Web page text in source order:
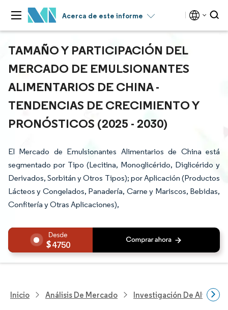
Acerca de este informe
TAMAÑO Y PARTICIPACIÓN DEL
MERCADO DE EMULSIONANTES
ALIMENTARIOS DE CHINA -
TENDENCIAS DE CRECIMIENTO Y
PRONÓSTICOS (2025 - 2030)
El Mercado de Emulsionantes Alimentarios de China está
segmentado por Tipo (Lecitina, Monoglicérido, Diglicérido y
Derivados, Sorbitán y Otros Tipos); por Aplicación (Productos
Lácteos y Congelados, Panadería, Carne y Mariscos, Bebidas,
Confitería y Otras Aplicaciones),
4750
Inicio Análisis De Mercado Investigación De